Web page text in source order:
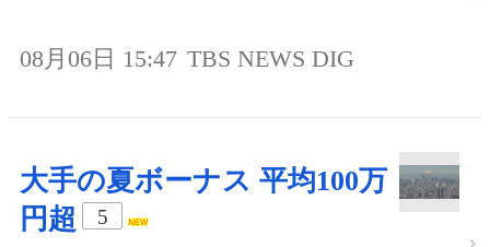
08月06日 15:47 TBS NEWS DIG
大手の夏ボーナス 平均100万
円超
5